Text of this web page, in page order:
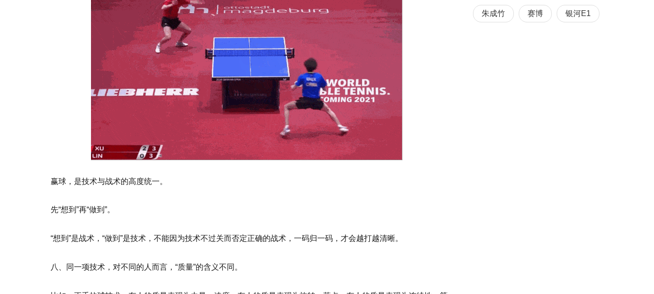
赢球，是技术与战术的高度统一。
先“想到”再“做到”。
“想到”是战术，“做到”是技术，不能因为技术不过关而否定正确的战术，一码归一码，才会越打越清晰。
八、同一项技术，对不同的人而言，“质量”的含义不同。
朱成竹 赛博 银河E1